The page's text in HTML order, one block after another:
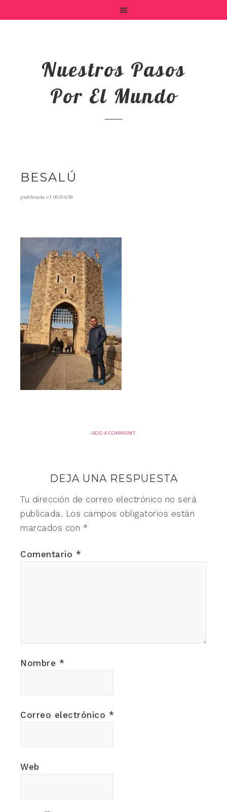
Nuestros Pasos
Por El Mundo
BESALÚ
publicada el 06/04/18
ADD A COMMENT
DEJA UNA RESPUESTA
Tu dirección de correo electrónico no será
publicada. Los campos obligatorios están
marcados con *
Comentario *
Nombre *
Correo electrónico *
Web